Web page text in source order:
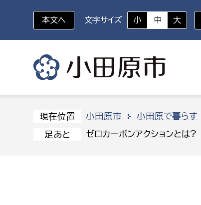
いざというときに
対象者を選択
組織から探す
部に属さない室 企
本文へ 文字サイズ 小 中 大
現在位置 小田原市 小田原で暮らす
足あと ゼロカーボンアクションとは?